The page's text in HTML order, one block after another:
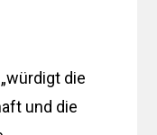
die
und die